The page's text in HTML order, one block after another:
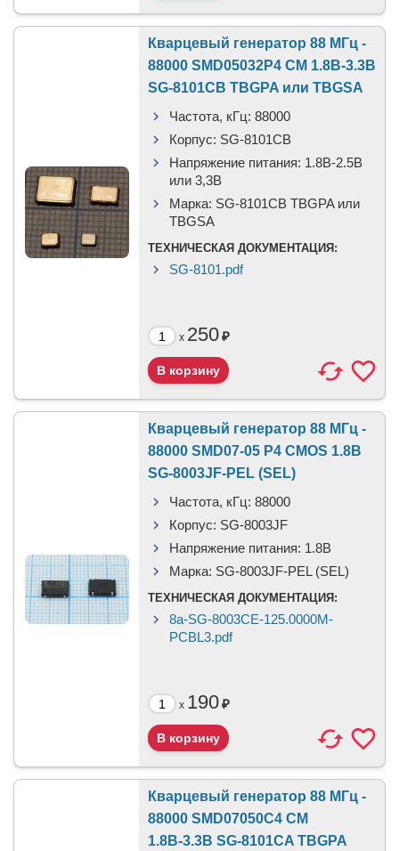
Кварцевый генератор 88 МГц -
88000 SMD05032P4 CM 1.8В-3.3В
SG-8101CB TBGPA или TBGSA
Частота, кГц: 88000
Корпус: SG-8101CB
Напряжение питания: 1.8В-2.5B
или 3,3B
Марка: SG-8101CB TBGPA или
TBGSA
ТЕХНИЧЕСКАЯ ДОКУМЕНТАЦИЯ:
SG-8101.pdf
x 250₽
Кварцевый генератор 88 МГц -
88000 SMD07-05 P4 CMOS 1.8В
SG-8003JF-PEL (SEL)
Частота, кГц: 88000
Корпус: SG-8003JF
Напряжение питания: 1.8В
Марка: SG-8003JF-PEL (SEL)
ТЕХНИЧЕСКАЯ ДОКУМЕНТАЦИЯ:
8a-SG-8003CE-125.0000M-
PCBL3.pdf
x 190₽
Кварцевый генератор 88 МГц -
88000 SMD07050C4 CM
1.8В-3.3В SG-8101CA TBGPA